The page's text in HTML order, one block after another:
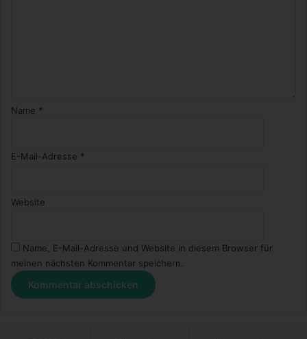
Name *
E-Mail-Adresse *
Website
Name, E-Mail-Adresse und Website in diesem Browser für
meinen nächsten Kommentar speichern.